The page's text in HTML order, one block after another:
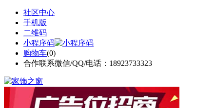
社区中心
手机版
二维码
小程序码
购物车(0)
合作联系微信/QQ/电话：18923733323